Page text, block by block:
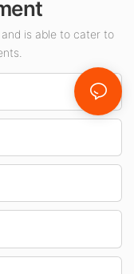
is able to cater to